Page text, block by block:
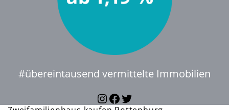
#übereintausend vermittelte Immobilien
Instagram
Facebook
Twitter